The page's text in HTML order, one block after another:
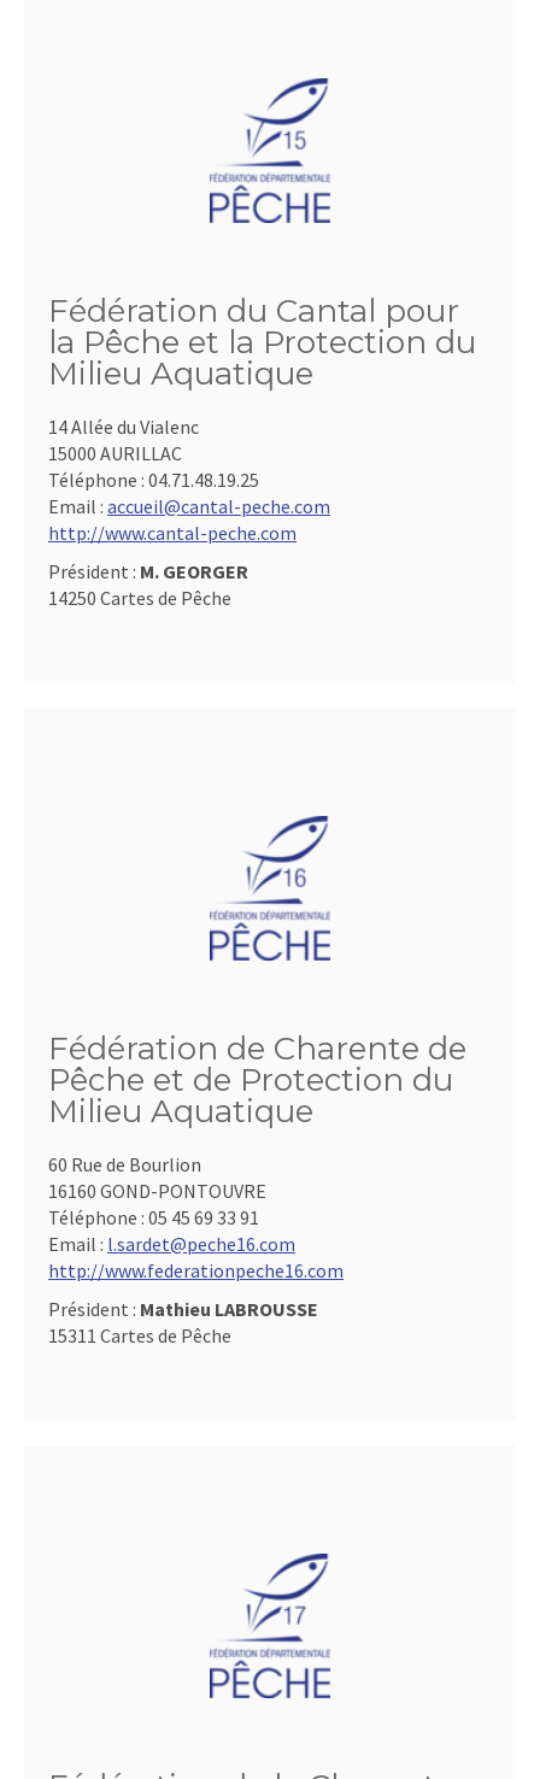
Fédération du Cantal pour
la Pêche et la Protection du
Milieu Aquatique
14 Allée du Vialenc
15000 AURILLAC
Téléphone : 04.71.48.19.25
Email : accueil@cantal-peche.com
http://www.cantal-peche.com
Président : M. GEORGER
14250 Cartes de Pêche
Fédération de Charente de
Pêche et de Protection du
Milieu Aquatique
60 Rue de Bourlion
16160 GOND-PONTOUVRE
Téléphone : 05 45 69 33 91
Email : l.sardet@peche16.com
http://www.federationpeche16.com
Président : Mathieu LABROUSSE
15311 Cartes de Pêche